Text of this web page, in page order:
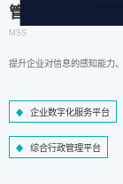
管理信息系统
MSS
提升企业对信息的感知能力
企业数字化服务平台
综合行政管理平台